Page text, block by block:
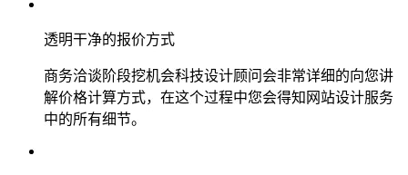
透明干净的报价方式
商务洽谈阶段挖机会科技设计顾问会非常详细的向您讲
解价格计算方式，在这个过程中您会得知网站设计服务
中的所有细节。